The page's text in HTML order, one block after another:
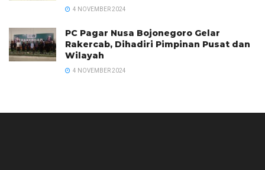
4 NOVEMBER 2024
PC Pagar Nusa Bojonegoro Gelar
Rakercab, Dihadiri Pimpinan Pusat dan
Wilayah
4 NOVEMBER 2024